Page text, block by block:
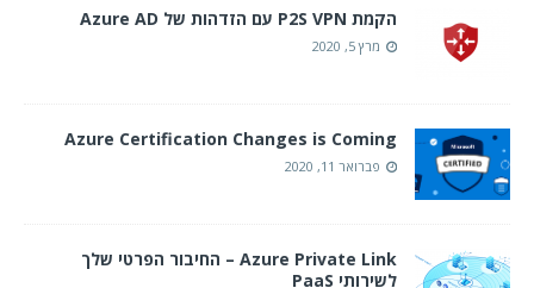
הקמת P2S VPN עם הזדהות של Azure AD
מרץ 5, 2020
Azure Certification Changes is Coming
פברואר 11, 2020
Azure Private Link – החיבור הפרטי שלך
לשירותי PaaS